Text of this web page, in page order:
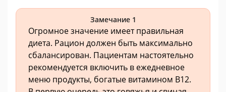
Замечание 1
Огромное значение имеет правильная
диета. Рацион должен быть максимально
сбалансирован. Пациентам настоятельно
рекомендуется включить в ежедневное
меню продукты, богатые витамином В12.